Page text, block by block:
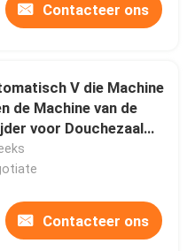
Contacteer ons
V die Machine
de Machine van de
voor Douchezaal
Contacteer ons